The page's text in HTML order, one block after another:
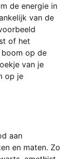
de energie in
van de
of het
boom op de
van je
op je
aan
en maten. Zo